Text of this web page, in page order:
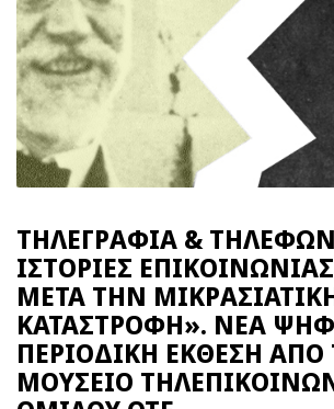
ΤΗΛΕΓΡΑΦΙΑ &
ΙΣΤΟΡΙΕΣ
ΜΕΤΑ ΤΗΝ
ΚΑΤΑΣΤΡΟΦΗ». ΝΕΑ
ΠΕΡΙΟΔΙΚΗ ΕΚΘΕΣΗ ΑΠΟ
ΜΟΥΣΕΙΟ